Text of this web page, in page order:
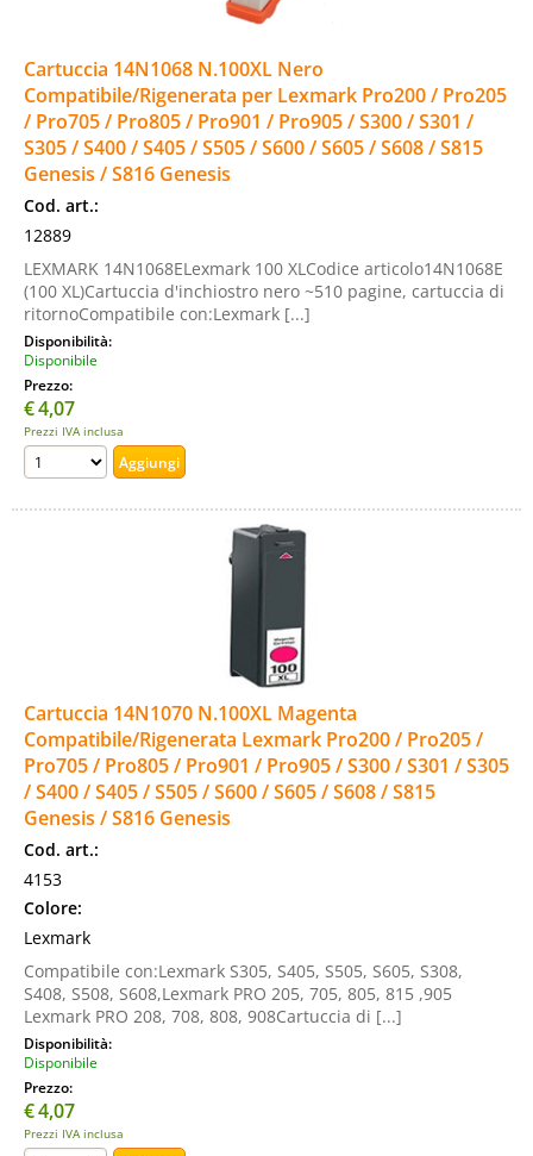
Cartuccia 14N1068 N.100XL Nero
Compatibile/Rigenerata per Lexmark Pro200 / Pro205
/ Pro705 / Pro805 / Pro901 / Pro905 / S300 / S301 /
S305 / S400 / S405 / S505 / S600 / S605 / S608 / S815
Genesis / S816 Genesis
Cod. art.:
12889
LEXMARK 14N1068ELexmark 100 XLCodice articolo14N1068E
(100 XL)Cartuccia d'inchiostro nero ~510 pagine, cartuccia di
ritornoCompatibile con:Lexmark [...]
Disponibilità:
Disponibile
Prezzo:
€4,07
Prezzi IVA inclusa
Cartuccia 14N1070 N.100XL Magenta
Compatibile/Rigenerata Lexmark Pro200 / Pro205 /
Pro705 / Pro805 / Pro901 / Pro905 / S300 / S301 / S305
/ S400 / S405 / S505 / S600 / S605 / S608 / S815
Genesis / S816 Genesis
Cod. art.:
4153
Colore:
Lexmark
Compatibile con:Lexmark S305, S405, S505, S605, S308,
S408, S508, S608,Lexmark PRO 205, 705, 805, 815 ,905
Lexmark PRO 208, 708, 808, 908Cartuccia di [...]
Disponibilità:
Disponibile
Prezzo:
€4,07
Prezzi IVA inclusa